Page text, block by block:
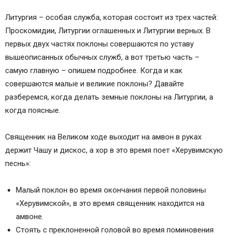
Литургия – особая служба, которая состоит из трех частей:
Проскомидии, Литургии оглашенных и Литургии верных. В
первых двух частях поклоны совершаются по уставу
вышеописанных обычных служб, а вот третью часть –
самую главную – опишем подробнее. Когда и как
совершаются малые и великие поклоны? Давайте
разберемся, когда делать земные поклоны на Литургии, а
когда поясные.
Священник на Великом ходе выходит на амвон в руках
держит Чашу и дискос, а хор в это время поет «Херувимскую
песнь»:
Малый поклон во время окончания первой половины
«Херувимской», в это время священник находится на
амвоне.
Стоять с преклоненной головой во время поминовения